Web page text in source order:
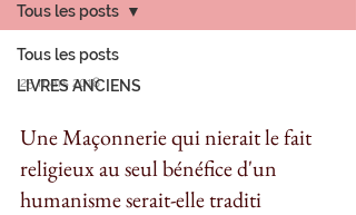
Tous les posts
LIVRES ANCIENS
Tous les posts
25 mars 2018
Une Maçonnerie qui nierait le fait
religieux au seul bénéfice d'un
humanisme serait-elle traditi